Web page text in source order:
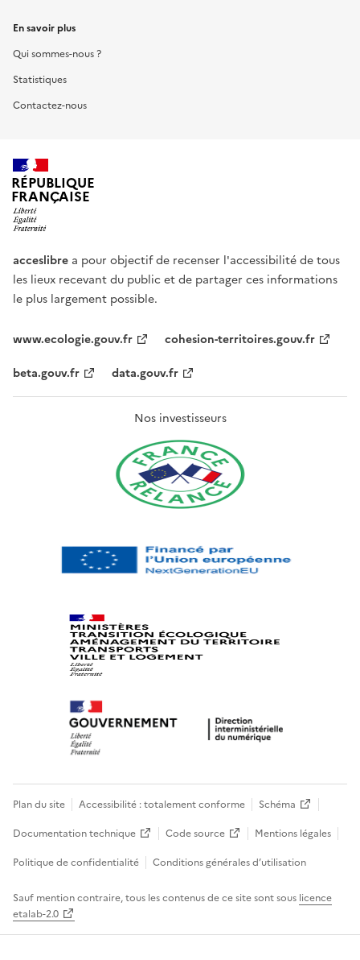
En savoir plus
Qui sommes-nous ?
Statistiques
Contactez-nous
RÉPUBLIQUE
FRANÇAISE
acceslibre a pour objectif de recenser l'accessibilité de tous
les lieux recevant du public et de partager ces informations
le plus largement possible.
www.ecologie.gouv.fr
cohesion-territoires.gouv.fr
beta.gouv.fr
data.gouv.fr
Nos investisseurs
Plan du site Accessibilité : totalement conforme
Schéma
Documentation technique
Code source
Mentions légales
Politique de confidentialité
Conditions générales d’utilisation
Sauf mention contraire, tous les contenus de ce site sont sous licence
etalab-2.0